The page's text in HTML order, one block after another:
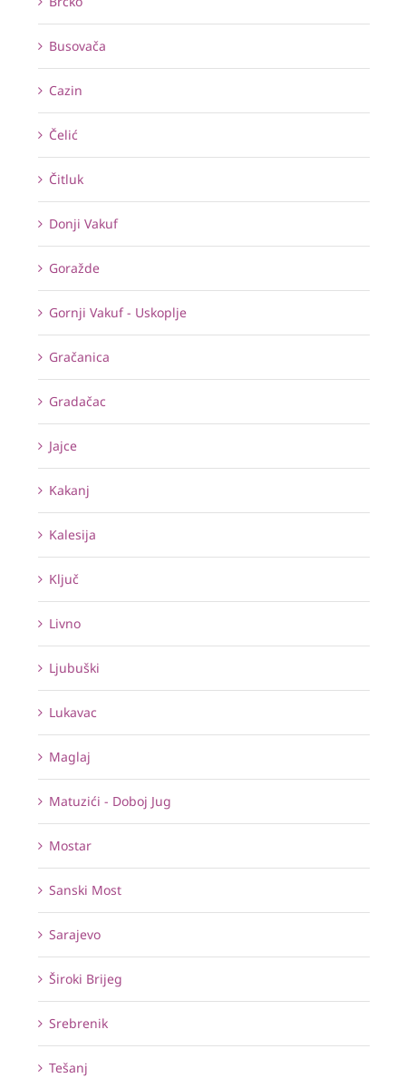
Busovača
Cazin
Čelić
Čitluk
Donji Vakuf
Goražde
Gornji Vakuf - Uskoplje
Gračanica
Gradačac
Jajce
Kakanj
Kalesija
Ključ
Livno
Ljubuški
Lukavac
Maglaj
Matuzići - Doboj Jug
Mostar
Sanski Most
Sarajevo
Široki Brijeg
Srebrenik
Tešanj